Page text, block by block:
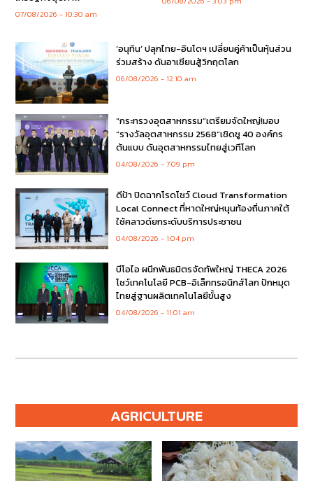
07/08/2026 10:30 am
‘อนุทิน’ ปลุกไทย-อินโดฯ เปลี่ยนคู่ค้าเป็นหุ้นส่วน
ร่วมสร้าง ดันอาเซียนสู้วิกฤตโลก
06/08/2026 12:10 am
“กระทรวงอุตสาหกรรม”เตรียมจัดใหญ่!มอบ
“รางวัลอุตสาหกรรม 2568”เชิดชู 40 องค์กร
ต้นแบบ ดันอุตสาหกรรมไทยสู่เวทีโลก
04/08/2026 7:09 pm
ดีป้า ปิดฉากโรดโชว์ Cloud Transformation
Local Connect ที่หาดใหญ่หนุนท้องถิ่นภาคใต้
ใช้คลาวด์ยกระดับบริการประชาชน
04/08/2026 1:04 pm
บีโอไอ ผนึกพันธมิตรจัดทัพใหญ่ THECA 2026
โชว์เทคโนโลยี PCB-อิเล็กทรอนิกส์โลก ปักหมุด
ไทยสู่ฐานผลิตเทคโนโลยีขั้นสูง
04/08/2026 11:01 am
AGRICULTURE